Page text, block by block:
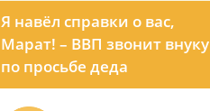
Я навёл справки о вас,
Марат! – ВВП звонит внуку
по просьбе деда